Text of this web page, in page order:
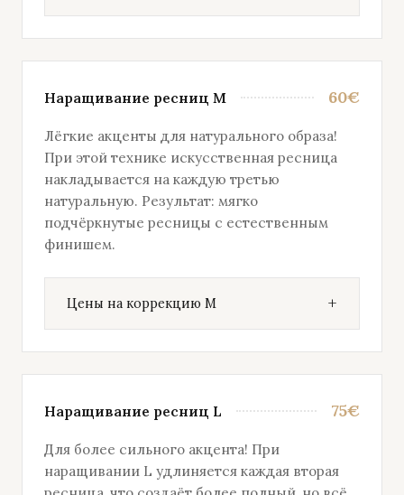
Наращивание ресниц M 60€
Лёгкие акценты для натурального образа!
При этой технике искусственная ресница
накладывается на каждую третью
натуральную. Результат: мягко
подчёркнутые ресницы с естественным
финишем.
Цены на коррекцию M
Наращивание ресниц L 75€
Для более сильного акцента! При
наращивании L удлиняется каждая вторая